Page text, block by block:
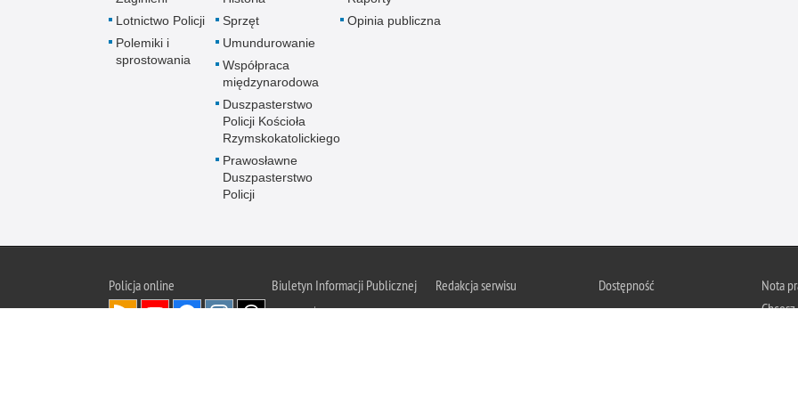
Lotnictwo Policji
Polemiki i
sprostowania
Sprzęt
Umundurowanie
Współpraca
międzynarodowa
Duszpasterstwo
Policji Kościoła
Rzymskokatolickiego
Prawosławne
Duszpasterstwo
Policji
Opinia publiczna
Policjaonline
Biuletyn Informacji Publicznej
Redakcja serwisu
Dostępność
Nota